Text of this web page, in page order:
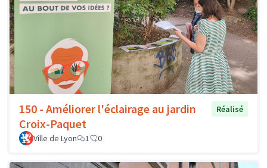
150 - Améliorer l'éclairage au jardin
Croix-Paquet
Réalisé
Ville de Lyon 1 0